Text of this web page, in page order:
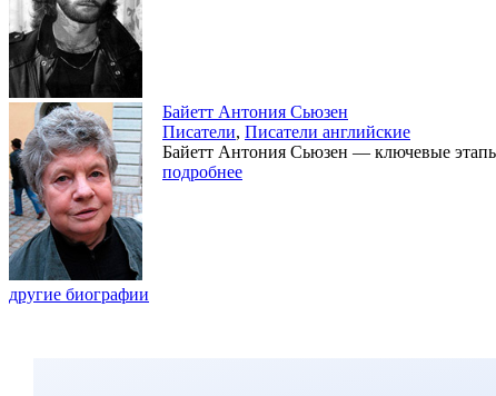
Байетт Антония Сьюзен
Писатели, Писатели английские
Байетт Антония Сьюзен — ключевые
подробнее
другие биографии